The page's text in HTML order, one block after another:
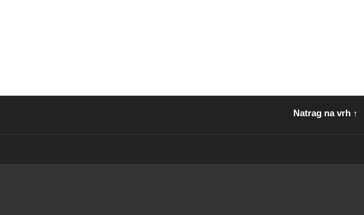
Natrag na vrh ↑